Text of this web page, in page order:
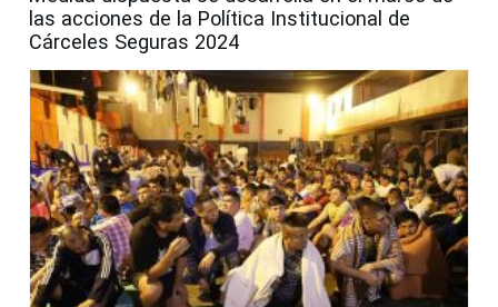
las acciones de la Política Institucional de
Cárceles Seguras 2024